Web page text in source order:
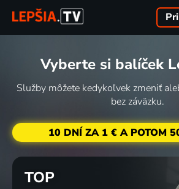
Vyberte si balíček
Služby môžete kedykoľvek zmeniť
bez záväzku.
10 DNÍ ZA 1 € A POTOM
TOP